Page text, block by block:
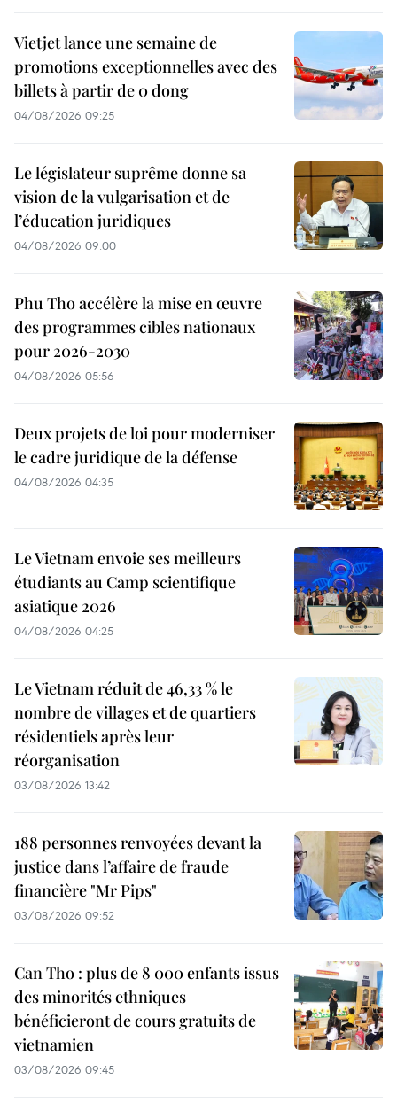
Vietjet lance une semaine de
promotions exceptionnelles avec des
billets à partir de 0 dong
04/08/2026 09:25
Le législateur suprême donne sa
vision de la vulgarisation et de
l’éducation juridiques
04/08/2026 09:00
Phu Tho accélère la mise en œuvre
des programmes cibles nationaux
pour 2026-2030
04/08/2026 05:56
Deux projets de loi pour moderniser
le cadre juridique de la défense
04/08/2026 04:35
Le Vietnam envoie ses meilleurs
étudiants au Camp scientifique
asiatique 2026
04/08/2026 04:25
Le Vietnam réduit de 46,33 % le
nombre de villages et de quartiers
résidentiels après leur
réorganisation
03/08/2026 13:42
188 personnes renvoyées devant la
justice dans l’affaire de fraude
financière "Mr Pips"
03/08/2026 09:52
Can Tho : plus de 8 000 enfants issus
des minorités ethniques
bénéficieront de cours gratuits de
vietnamien
03/08/2026 09:45